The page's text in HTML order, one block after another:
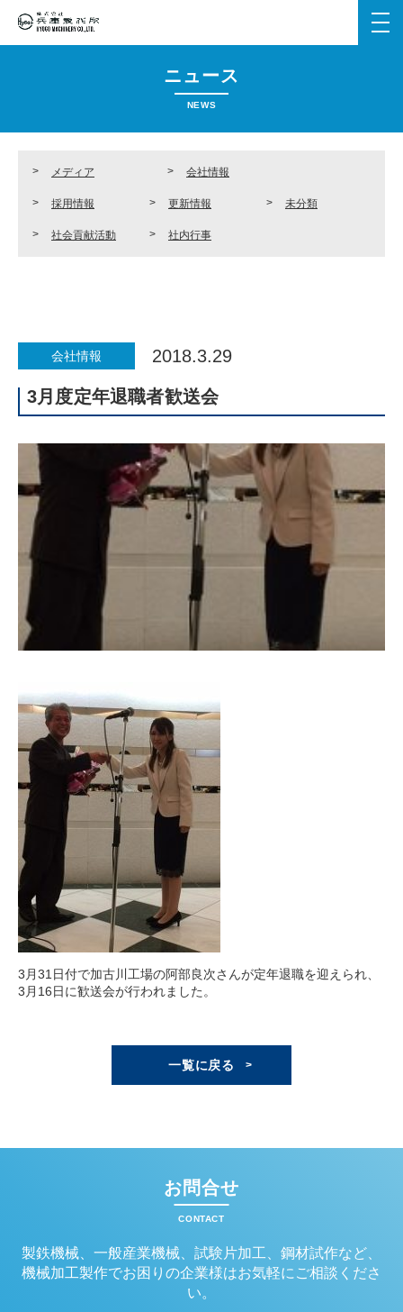
メ
く
ニュース
NEWS
メディア 会社情報
採用情報 更新情報 未分類
社会貢献活動 社内行事
会社情報 2018.3.29
3月度定年退職者歓送会
3月31日付で加古川工場の阿部良次さんが定年退職を迎えられ、
3月16日に歓送会が行われました。
一覧に戻る
お問合せ
CONTACT
製鉄機械、一般産業機械、試験片加工、鋼材試作など、
機械加工製作でお困りの企業様はお気軽にご相談くださ
い。